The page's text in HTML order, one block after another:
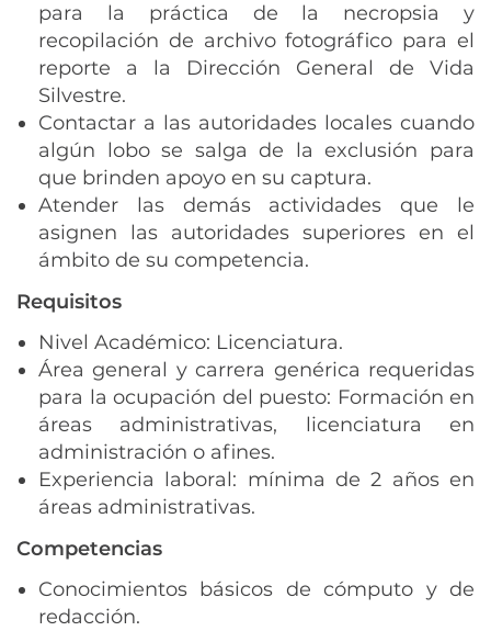
para la práctica de la necropsia y
recopilación de archivo fotográfico para el
reporte a la Dirección General de Vida
Silvestre.
Contactar a las autoridades locales cuando
algún lobo se salga de la exclusión para
que brinden apoyo en su captura.
Atender las demás actividades que le
asignen las autoridades superiores en el
ámbito de su competencia.
Requisitos
Nivel Académico: Licenciatura.
Área general y carrera genérica requeridas
para la ocupación del puesto: Formación en
áreas administrativas, licenciatura en
administración o afines.
Experiencia laboral: mínima de 2 años en
áreas administrativas.
Competencias
Conocimientos básicos de cómputo y de
redacción.